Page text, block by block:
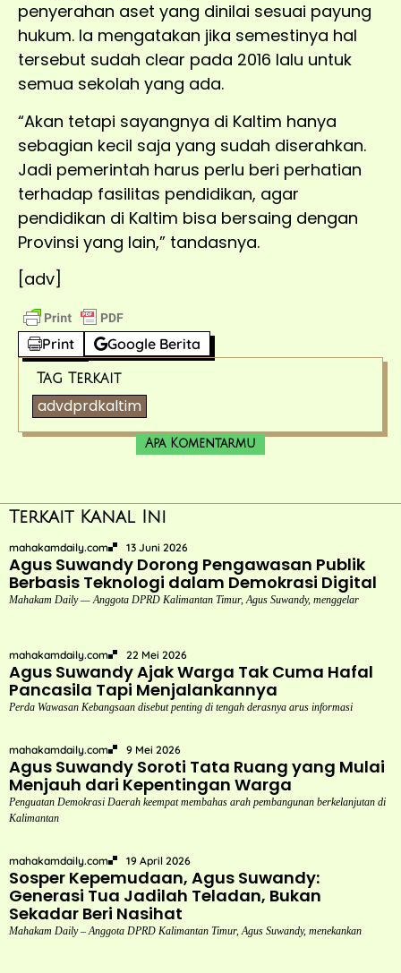
penyerahan aset yang dinilai sesuai payung
hukum. Ia mengatakan jika semestinya hal
tersebut sudah clear pada 2016 lalu untuk
semua sekolah yang ada.
“Akan tetapi sayangnya di Kaltim hanya
sebagian kecil saja yang sudah diserahkan.
Jadi pemerintah harus perlu beri perhatian
terhadap fasilitas pendidikan, agar
pendidikan di Kaltim bisa bersaing dengan
Provinsi yang lain,” tandasnya.
[adv]
Print Google Berita
Tag Terkait
advdprdkaltim
Apa Komentarmu
Terkait Kanal Ini
mahakamdaily.com 13 Juni 2026
Agus Suwandy Dorong Pengawasan Publik
Berbasis Teknologi dalam Demokrasi Digital
Mahakam Daily — Anggota DPRD Kalimantan Timur, Agus Suwandy, menggelar
mahakamdaily.com 22 Mei 2026
Agus Suwandy Ajak Warga Tak Cuma Hafal
Pancasila Tapi Menjalankannya
Perda Wawasan Kebangsaan disebut penting di tengah derasnya arus informasi
mahakamdaily.com 9 Mei 2026
Agus Suwandy Soroti Tata Ruang yang Mulai
Menjauh dari Kepentingan Warga
Penguatan Demokrasi Daerah keempat membahas arah pembangunan berkelanjutan di
Kalimantan
mahakamdaily.com 19 April 2026
Sosper Kepemudaan, Agus Suwandy:
Generasi Tua Jadilah Teladan, Bukan
Sekadar Beri Nasihat
Mahakam Daily – Anggota DPRD Kalimantan Timur, Agus Suwandy, menekankan